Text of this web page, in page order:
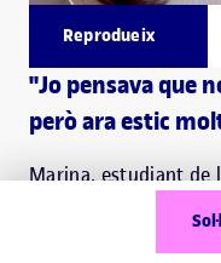
Reprodueix
"Jo pensava que
però ara estic
Marina, estudiant de